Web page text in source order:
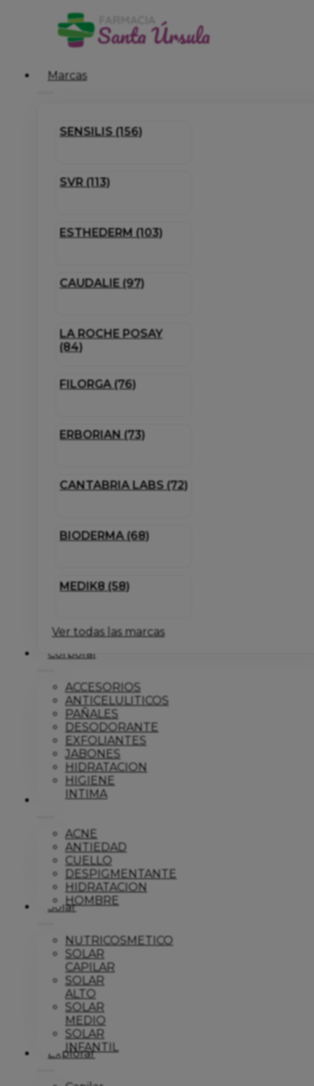
Marcas
SENSILIS (156)
SVR (113)
ESTHEDERM (103)
CAUDALIE (97)
LA ROCHE POSAY
(84)
FILORGA (76)
ERBORIAN (73)
CANTABRIA LABS (72)
BIODERMA (68)
MEDIK8 (58)
Ver todas las marcas
Corporal
ACCESORIOS
ANTICELULITICOS
PAÑALES
DESODORANTE
EXFOLIANTES
JABONES
HIDRATACION
HIGIENE
INTIMA
Dermo
ACNE
ANTIEDAD
CUELLO
DESPIGMENTANTE
HIDRATACION
HOMBRE
Solar
NUTRICOSMETICO
SOLAR
CAPILAR
SOLAR
ALTO
SOLAR
MEDIO
SOLAR
INFANTIL
Explorar